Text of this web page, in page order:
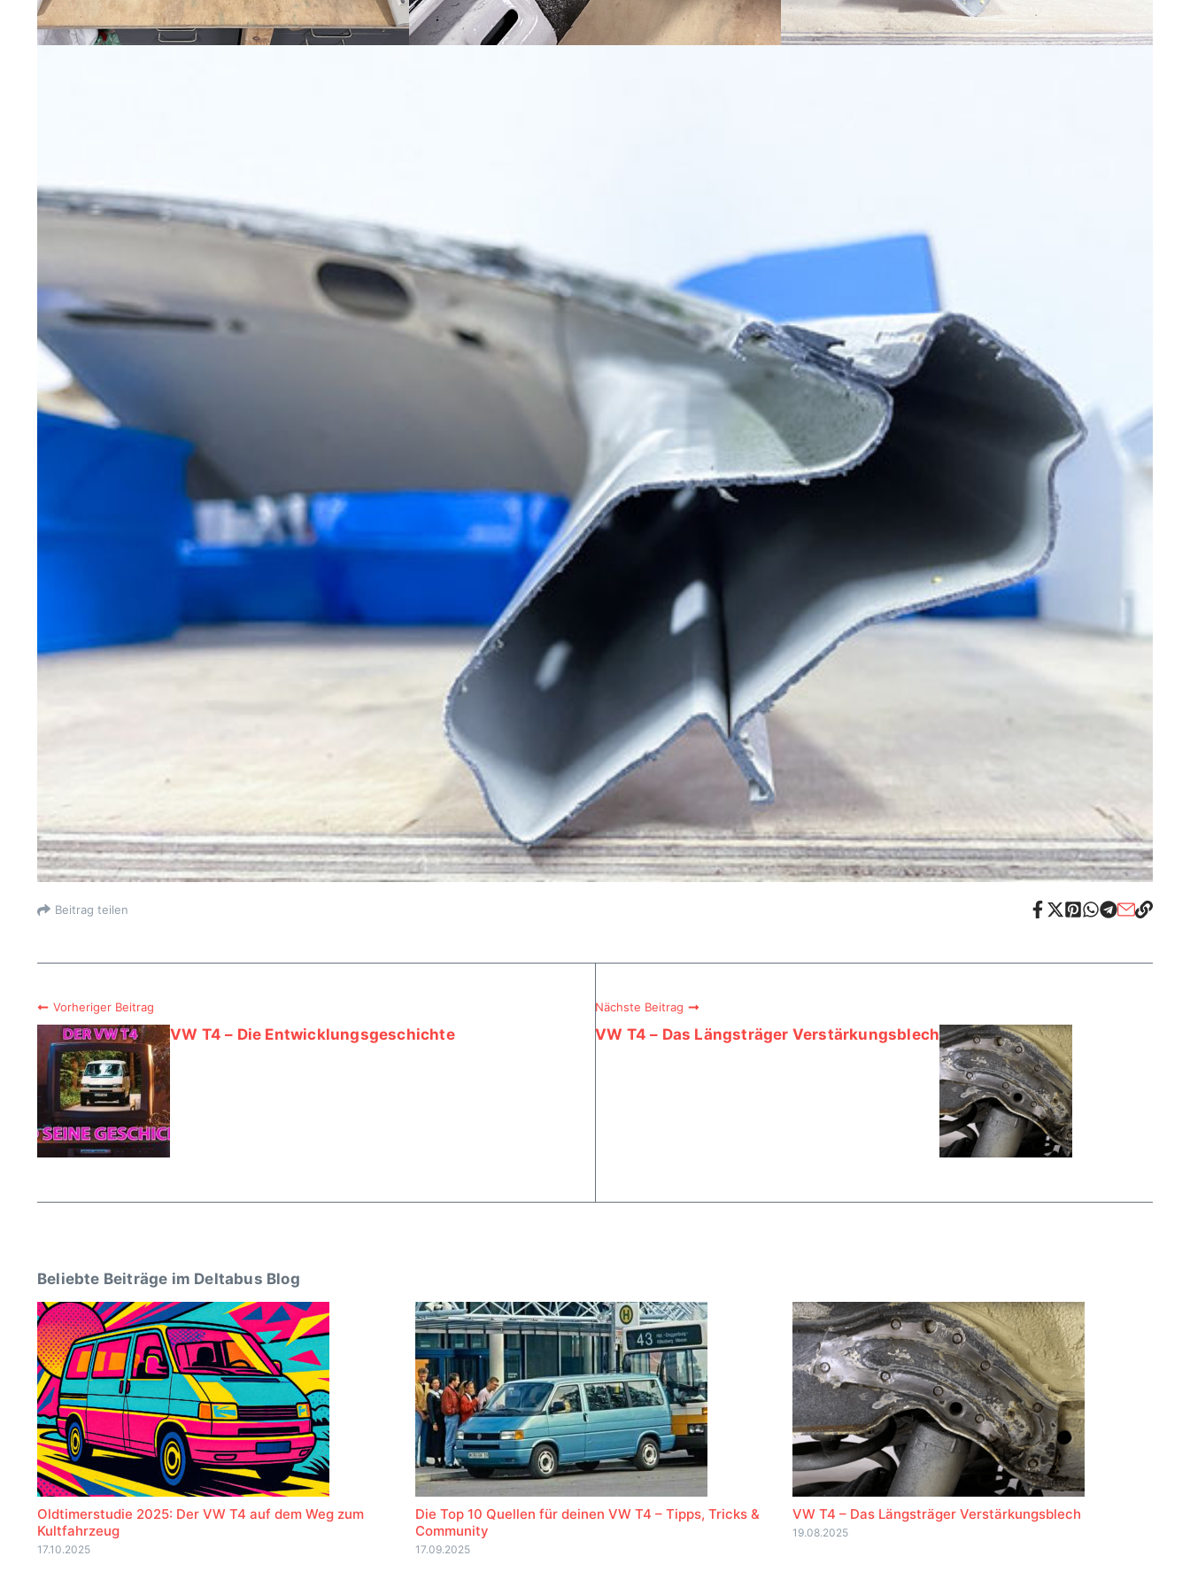
Beitrag teilen
Vorheriger Beitrag
VW T4 – Die Entwicklungsgeschichte
Nächste Beitrag
VW T4 – Das Längsträger Verstärkungsblech
Beliebte Beiträge im Deltabus Blog
Oldtimerstudie 2025: Der VW T4 auf dem Weg zum
Kultfahrzeug
17.10.2025
Die Top 10 Quellen für deinen VW T4 – Tipps, Tricks &
Community
17.09.2025
VW T4 – Das Längsträger Verstärkungsblech
19.08.2025